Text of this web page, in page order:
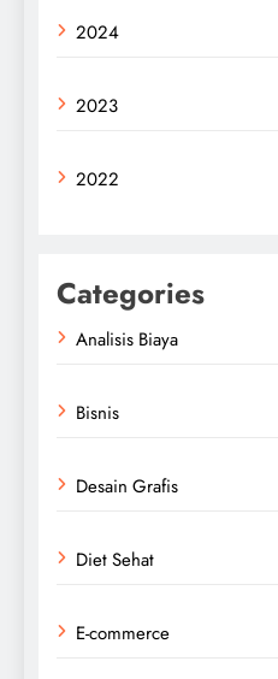
2024
2023
2022
Categories
Analisis Biaya
Bisnis
Desain Grafis
Diet Sehat
E-commerce